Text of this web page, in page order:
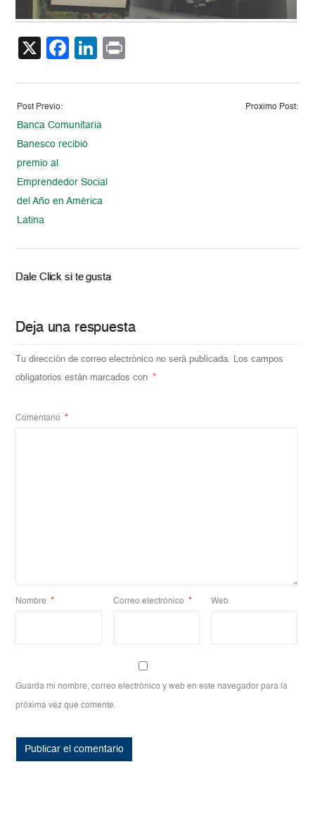
X Facebook
LinkedIn
Post Previo:
Banca Comunitaria
Banesco recibió
premio al
Emprendedor Social
del Año en América
Latina
Proximo Post:
Dale Click si te gusta
Deja una respuesta
Tu dirección de correo electrónico no será publicada. Los campos
obligatorios están marcados con *
Comentario *
Nombre * Correo electrónico * Web
Guarda mi nombre, correo electrónico y web en este navegador para la
próxima vez que comente.